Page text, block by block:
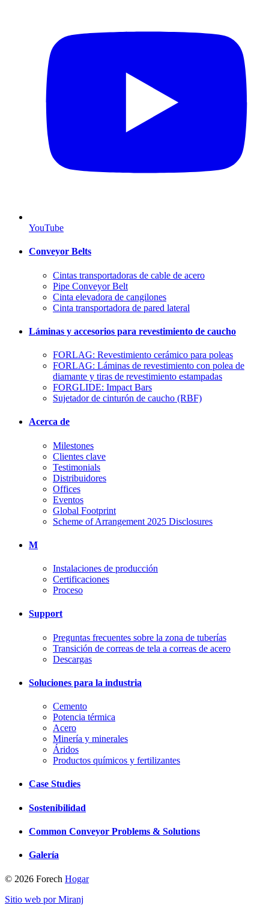
YouTube
Conveyor Belts
Cintas transportadoras de cable de acero
Pipe Conveyor Belt
Cinta elevadora de cangilones
Cinta transportadora de pared lateral
Láminas y accesorios para revestimiento de caucho
FORLAG: Revestimiento cerámico para poleas
FORLAG: Láminas de revestimiento con polea de
diamante y tiras de revestimiento estampadas
FORGLIDE: Impact Bars
Sujetador de cinturón de caucho (RBF)
Acerca de
Milestones
Clientes clave
Testimonials
Distribuidores
Offices
Eventos
Global Footprint
Scheme of Arrangement 2025 Disclosures
M
Instalaciones de producción
Certificaciones
Proceso
Support
Preguntas frecuentes sobre la zona de tuberías
Transición de correas de tela a correas de acero
Descargas
Soluciones para la industria
Cemento
Potencia térmica
Acero
Minería y minerales
Áridos
Productos químicos y fertilizantes
Case Studies
Sostenibilidad
Common Conveyor Problems & Solutions
Galería
© 2026 Forech Hogar
Sitio web por Miranj